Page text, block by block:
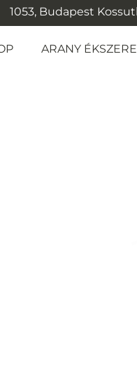
1053, Budapest
ARANY